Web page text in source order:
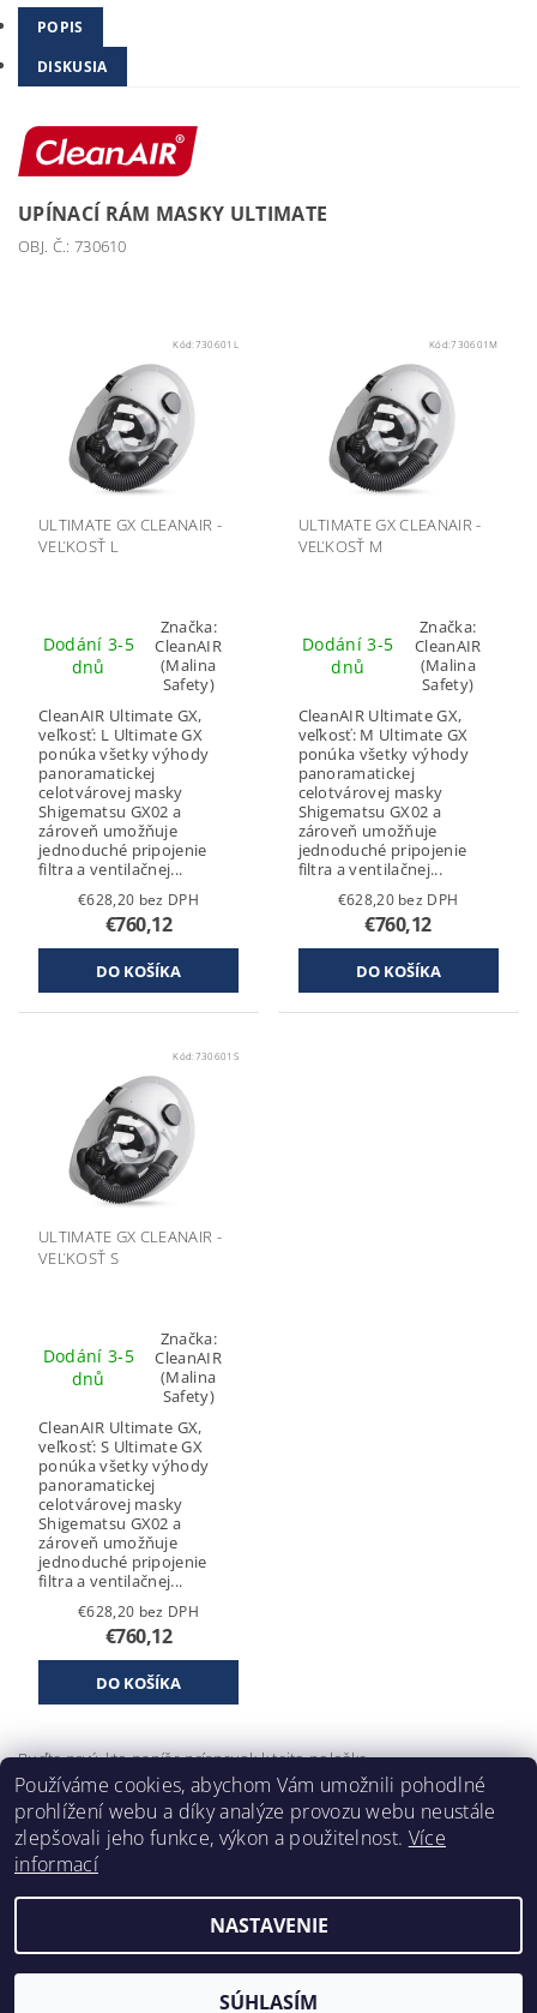
POPIS
DISKUSIA
UPÍNACÍ RÁM MASKY ULTIMATE
OBJ. Č.: 730610
Kód: 730601L
ULTIMATE GX CLEANAIR -
VEĽKOSŤ L
Dodání 3-5
dnů
Značka:
CleanAIR
(Malina
Safety)
CleanAIR Ultimate GX,
veľkosť: L Ultimate GX
ponúka všetky výhody
panoramatickej
celotvárovej masky
Shigematsu GX02 a
zároveň umožňuje
jednoduché pripojenie
filtra a ventilačnej...
€628,20 bez DPH
€760,12
Kód:730601M
ULTIMATE GX CLEANAIR -
VEĽKOSŤ M
Dodání 3-5
dnů
Značka:
CleanAIR
(Malina
Safety)
CleanAIR Ultimate GX,
veľkosť: M Ultimate GX
ponúka všetky výhody
panoramatickej
celotvárovej masky
Shigematsu GX02 a
zároveň umožňuje
jednoduché pripojenie
filtra a ventilačnej...
€628,20 bez DPH
€760,12
Kód:730601S
ULTIMATE GX CLEANAIR -
VEĽKOSŤ S
Dodání 3-5
dnů
Značka:
CleanAIR
(Malina
Safety)
CleanAIR Ultimate GX,
veľkosť: S Ultimate GX
ponúka všetky výhody
panoramatickej
celotvárovej masky
Shigematsu GX02 a
zároveň umožňuje
jednoduché pripojenie
filtra a ventilačnej...
€628,20 bez DPH
€760,12
Buďte prvý, kto napíše príspevok k tejto položke.
Pridať komentár
2026 ©Klimafil, všetky práva vyhradené
Vytvoril Shoptet
Používáme cookies, abychom Vám umožnili pohodlné
prohlížení webu a díky analýze provozu webu neustále
zlepšovali jeho funkce, výkon a použitelnost. Více
informací
NASTAVENIE
SÚHLASÍM